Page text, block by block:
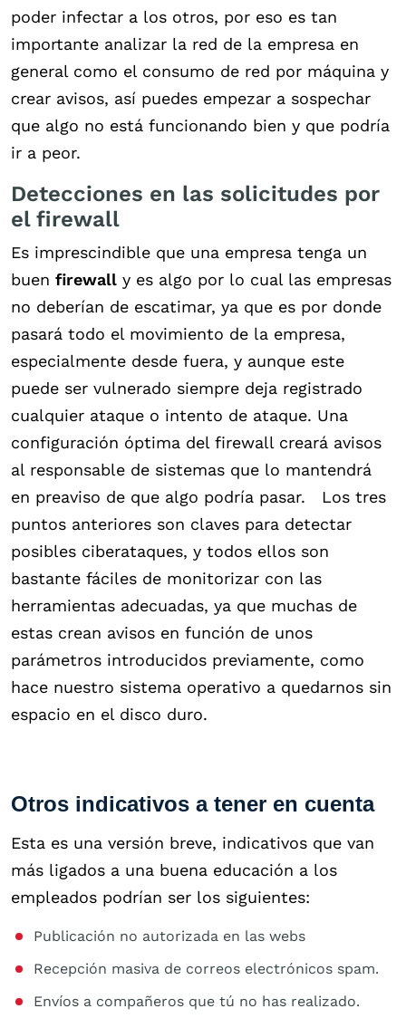
poder infectar a los otros, por eso es tan
importante analizar la red de la empresa en
general como el consumo de red por máquina y
crear avisos, así puedes empezar a sospechar
que algo no está funcionando bien y que podría
ir a peor.
Detecciones en las solicitudes por
el firewall
Es imprescindible que una empresa tenga un
buen firewall y es algo por lo cual las empresas
no deberían de escatimar, ya que es por donde
pasará todo el movimiento de la empresa,
especialmente desde fuera, y aunque este
puede ser vulnerado siempre deja registrado
cualquier ataque o intento de ataque. Una
configuración óptima del firewall creará avisos
al responsable de sistemas que lo mantendrá
en preaviso de que algo podría pasar. Los tres
puntos anteriores son claves para detectar
posibles ciberataques, y todos ellos son
bastante fáciles de monitorizar con las
herramientas adecuadas, ya que muchas de
estas crean avisos en función de unos
parámetros introducidos previamente, como
hace nuestro sistema operativo a quedarnos sin
espacio en el disco duro.
Otros indicativos a tener en cuenta
Esta es una versión breve, indicativos que van
más ligados a una buena educación a los
empleados podrían ser los siguientes:
Publicación no autorizada en las webs
Recepción masiva de correos electrónicos spam.
Envíos a compañeros que tú no has realizado.